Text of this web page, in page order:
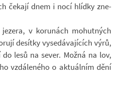
če­kají dnem i nocí hlídky zne­
v ko­runách mo­hut­ných
de­sítky vy­se­dá­va­jí­cích výrů,
lesů na sever. Možná na lov,
vzdá­le­ného o ak­tu­ál­ním dění